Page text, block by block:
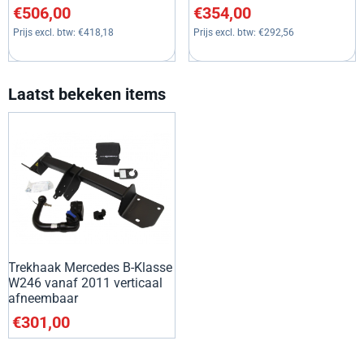
Prijs: 506,00, exclusief btw: 418,18
€506,00
Prijs excl. btw: €418,18
Prijs: 354,00, exclusief btw:
€354,00
Prijs excl. btw: €292,56
Laatst bekeken items
Trekhaak Mercedes B-Klasse
W246 vanaf 2011 verticaal
afneembaar
€301,00